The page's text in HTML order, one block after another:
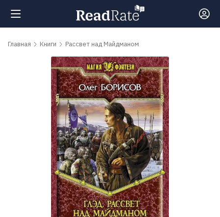
Поиск
Рейтинги
обсуждаемые
Главная Книги Рассвет над Майдманом